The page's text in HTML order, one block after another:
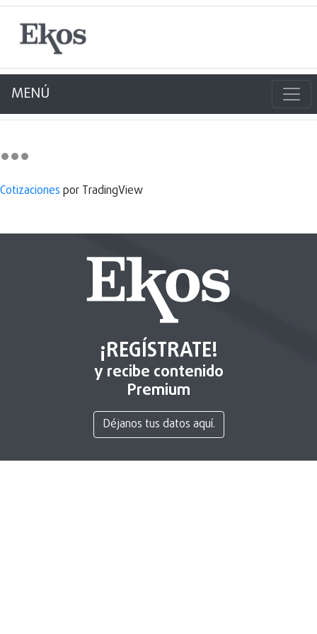
MENÚ
Cotizaciones por TradingView
¡REGÍSTRATE!
y recibe contenido
Premium
Déjanos tus datos aquí.